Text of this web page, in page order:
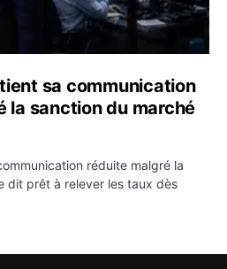
sa communication
la sanction du marché
réduite malgré la
dit prêt à relever les taux dès